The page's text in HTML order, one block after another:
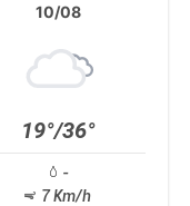
10/08
19°/36°
-
7 Km/h